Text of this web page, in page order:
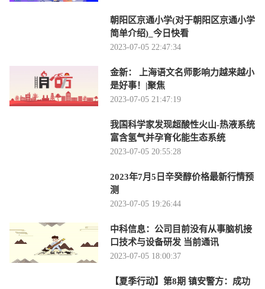
朝阳区京通小学(对于朝阳区京通小学
简单介绍)_今日快看
2023-07-05 22:47:34
金新： 上海语文名师影响力越来越小
是好事！|聚焦
2023-07-05 21:47:19
我国科学家发现超酸性火山-热液系统
富含氢气并孕育化能生态系统
2023-07-05 20:55:28
2023年7月5日辛癸醇价格最新行情预
测
2023-07-05 19:26:44
中科信息：公司目前没有从事脑机接
口技术与设备研发 当前通讯
2023-07-05 18:00:37
【夏季行动】第8期 镇安警方：成功